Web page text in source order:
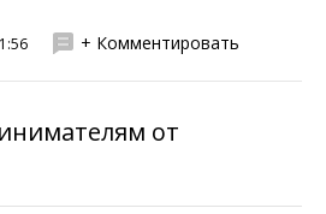
+ Комментировать
от